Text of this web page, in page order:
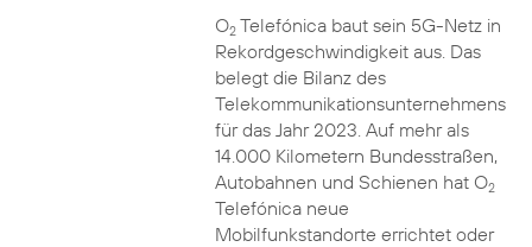
O2Telefónica baut sein 5G-Netz in
Rekordgeschwindigkeit aus. Das
belegt die Bilanz des
Telekommunikationsunternehmens
für das Jahr 2023. Auf mehr als
14.000 Kilometern Bundesstraßen,
Autobahnen und Schienen hat O2
Telefónica neue
Mobilfunkstandorte errichtet oder